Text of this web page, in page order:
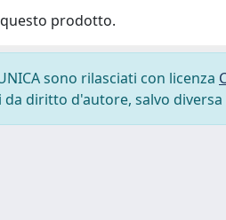
prodotto.
sono rilasciati con licenza
diritto d'autore, salvo diversa